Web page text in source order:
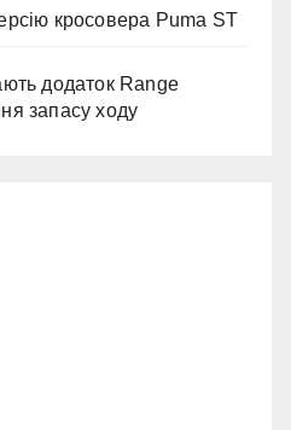
кросовера Puma ST
додаток Range
запасу ходу